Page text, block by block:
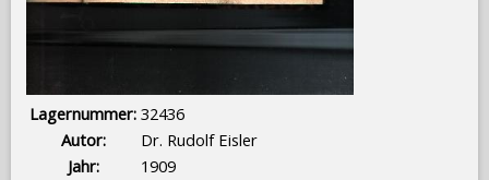
Lagernummer: 32436
Autor:
Dr. Rudolf Eisler
Jahr:
1909